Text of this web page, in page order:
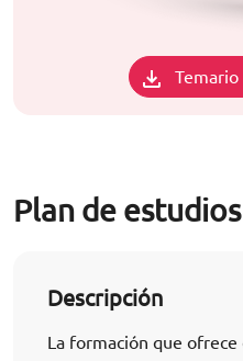
Temario
Plan de estudios
Descripción
La formación que